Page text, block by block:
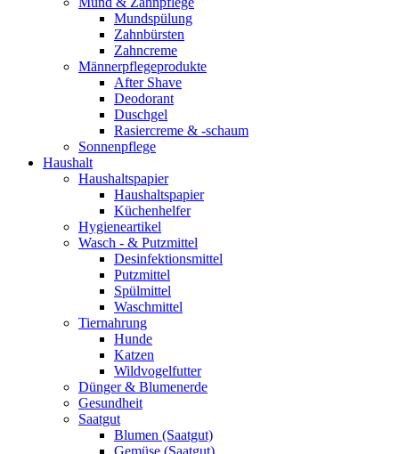
Mundspülung
Zahnbürsten
Zahncreme
Männerpflegeprodukte
After Shave
Deodorant
Duschgel
Rasiercreme & -schaum
Sonnenpflege
Haushalt
Haushaltspapier
Haushaltspapier
Küchenhelfer
Hygieneartikel
Wasch - & Putzmittel
Desinfektionsmittel
Putzmittel
Spülmittel
Waschmittel
Tiernahrung
Hunde
Katzen
Wildvogelfutter
Dünger & Blumenerde
Gesundheit
Saatgut
Blumen (Saatgut)
Gemüse (Saatgut)